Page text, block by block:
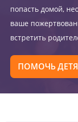
попасть домой,
ваше
встретить
ПОМОЧЬ